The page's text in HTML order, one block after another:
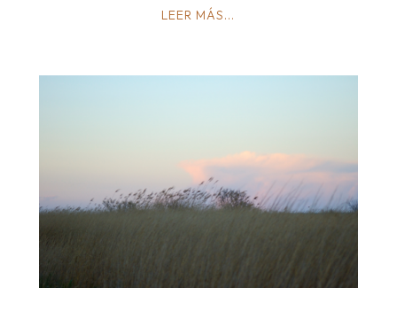
LEER MÁS...